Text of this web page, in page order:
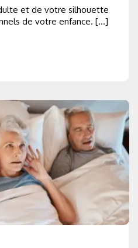
et de votre silhouette
de votre enfance. […]